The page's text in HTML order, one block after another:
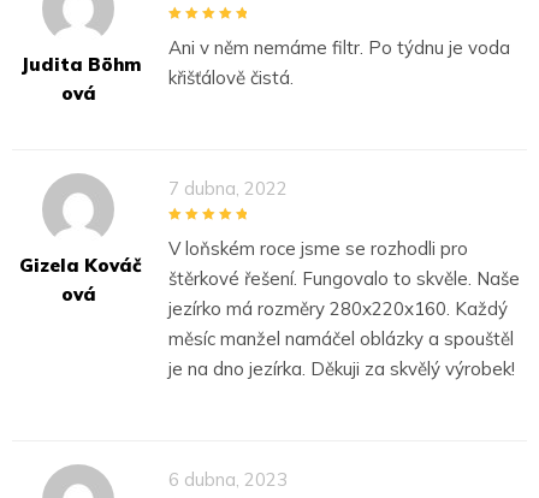
Judita Böhm
Ová
Ani v něm nemáme filtr. Po týdnu je voda
křišťálově čistá.
Gizela Kováč
Ová
7 dubna, 2022
V loňském roce jsme se rozhodli pro
štěrkové řešení. Fungovalo to skvěle. Naše
jezírko má rozměry 280x220x160. Každý
měsíc manžel namáčel oblázky a spouštěl
je na dno jezírka. Děkuji za skvělý výrobek!
6 dubna, 2023